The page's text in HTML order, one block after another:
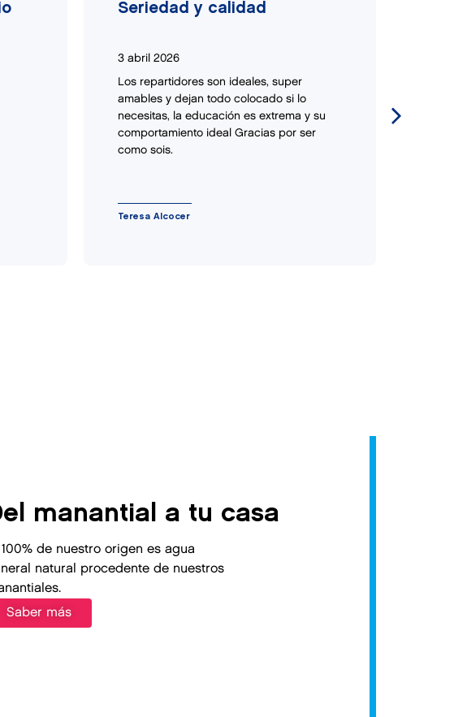
Seriedad y calidad
3 abril 2026
Los repartidores son ideales, super
amables y dejan todo colocado si lo
necesitas, la educación es extrema y su
comportamiento ideal Gracias por ser
como sois.
Teresa Alcocer
manantial a tu casa
100% de nuestro origen es agua
natural procedente de nuestros
Saber más